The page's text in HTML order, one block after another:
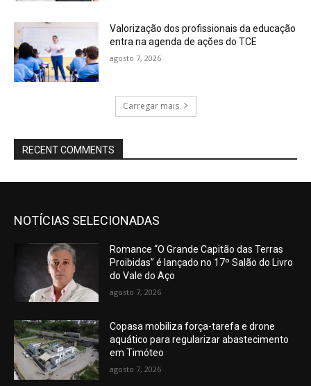
Valorização dos profissionais da educação
entra na agenda de ações do TCE
agosto 7, 2026
Carregar mais
RECENT COMMENTS
NOTÍCIAS SELECIONADAS
Romance “O Grande Capitão das Terras
Proibidas” é lançado no 17º Salão do Livro
do Vale do Aço
agosto 7, 2026
Copasa mobiliza força-tarefa e drone
aquático para regularizar abastecimento
em Timóteo
agosto 7, 2026